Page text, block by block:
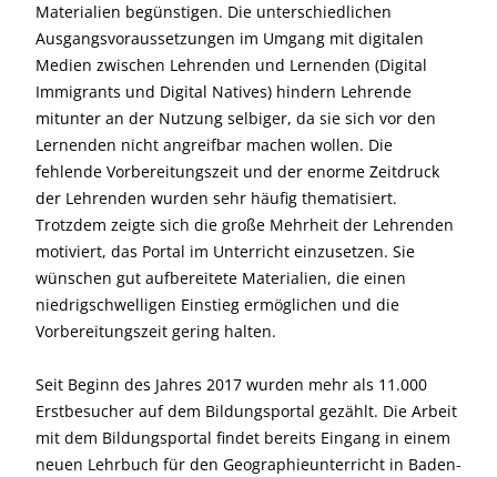
Materialien begünstigen. Die unterschiedlichen
Ausgangsvoraussetzungen im Umgang mit digitalen
Medien zwischen Lehrenden und Lernenden (Digital
Immigrants und Digital Natives) hindern Lehrende
mitunter an der Nutzung selbiger, da sie sich vor den
Lernenden nicht angreifbar machen wollen. Die
fehlende Vorbereitungszeit und der enorme Zeitdruck
der Lehrenden wurden sehr häufig thematisiert.
Trotzdem zeigte sich die große Mehrheit der Lehrenden
motiviert, das Portal im Unterricht einzusetzen. Sie
wünschen gut aufbereitete Materialien, die einen
niedrigschwelligen Einstieg ermöglichen und die
Vorbereitungszeit gering halten.
Seit Beginn des Jahres 2017 wurden mehr als 11.000
Erstbesucher auf dem Bildungsportal gezählt. Die Arbeit
mit dem Bildungsportal findet bereits Eingang in einem
neuen Lehrbuch für den Geographieunterricht in Baden-